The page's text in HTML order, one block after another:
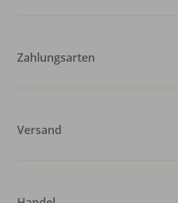
Zahlungsarten
Versand